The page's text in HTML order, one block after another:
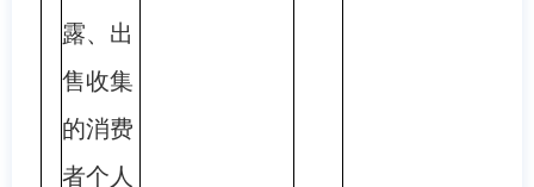
露、出
售收集
的消费
者个人